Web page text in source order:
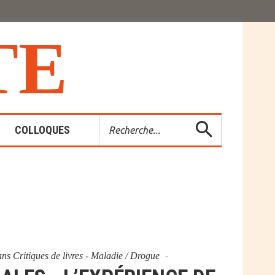
E
COLLOQUES
Rechercher
Critiques de livres - Maladie / Drogue